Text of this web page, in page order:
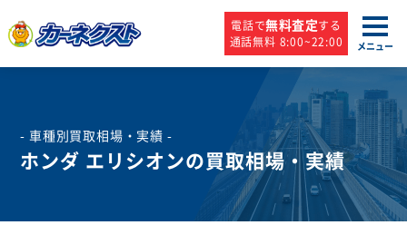
電話で無料査定する
通話無料 8:00~22:00
メニュー
- 車種別買取相場・実績 -
ホンダ エリシオンの買取相場・実績